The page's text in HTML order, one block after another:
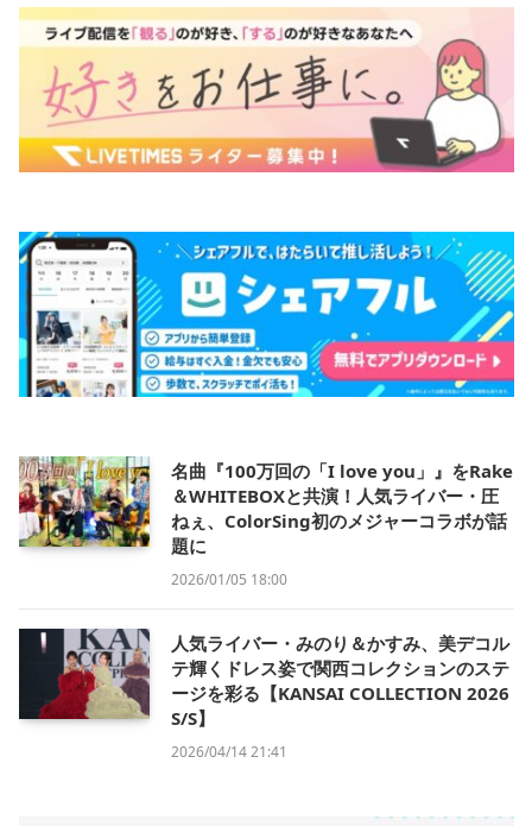
名曲『100万回の「I love you」』をRake
＆WHITEBOXと共演！人気ライバー・圧
ねぇ、ColorSing初のメジャーコラボが話
題に
2026/01/05 18:00
人気ライバー・みのり＆かすみ、美デコル
テ輝くドレス姿で関西コレクションのステ
ージを彩る【KANSAI COLLECTION 2026
S/S】
2026/04/14 21:41